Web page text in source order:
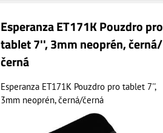
Esperanza ET171K Pouzdro pro
tablet 7'', 3mm neoprén, černá/
černá
Esperanza ET171K Pouzdro pro tablet 7'',
3mm neoprén, černá/černá